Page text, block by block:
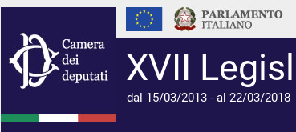
XVII
dal 15/03/2013 - al 22/03/2018